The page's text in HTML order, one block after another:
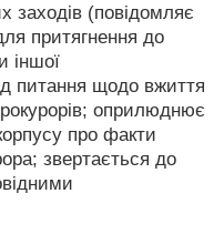
заходів (повідомляє
притягнення до
іншої
питання щодо вжиття
оприлюднює
про факти
звертається до